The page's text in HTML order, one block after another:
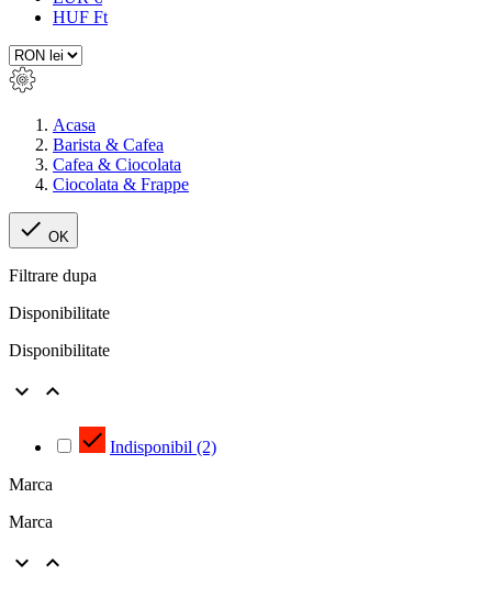
HUF Ft
Acasa
Barista & Cafea
Cafea & Ciocolata
Ciocolata & Frappe
 OK
Filtrare dupa
Disponibilitate
Disponibilitate


 Indisponibil (2)
Marca
Marca

